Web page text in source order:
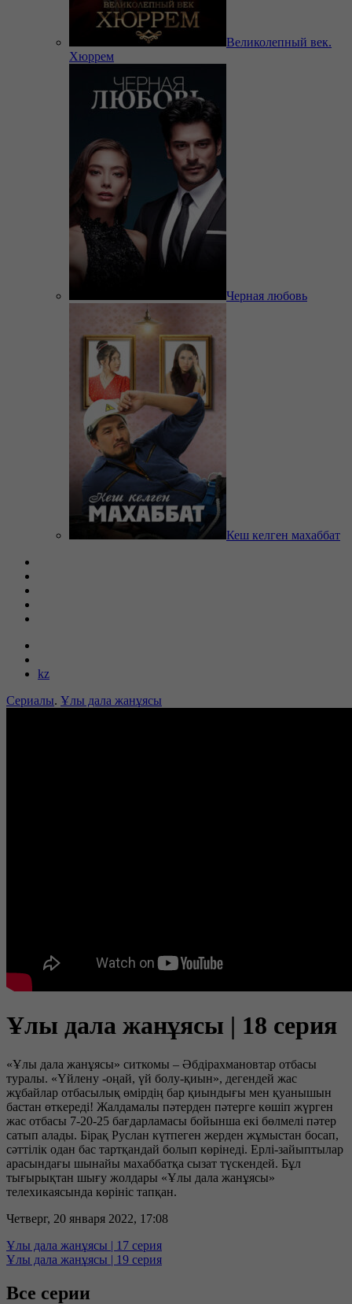
Великолепный век.
Хюррем
Черная любовь
Кеш келген махаббат
kz
Сериалы. Ұлы дала жанұясы
Ұлы дала жанұясы | 18 серия
«Ұлы дала жанұясы» ситкомы – Әбдірахмановтар отбасы
туралы. «Үйлену -оңай, үй болу-қиын», дегендей жас
жұбайлар отбасылық өмірдің бар қиындығы мен қуанышын
бастан өткереді! Жалдамалы пәтерден пәтерге көшіп жүрген
жас отбасы 7-20-25 бағдарламасы бойынша екі бөлмелі пәтер
сатып алады. Бірақ Руслан күтпеген жерден жұмыстан босап,
сәттілік одан бас тартқандай болып көрінеді. Ерлі-зайыптылар
арасындағы шынайы махаббатқа сызат түскендей. Бұл
тығырықтан шығу жолдары «Ұлы дала жанұясы»
телехикаясында көрініс тапқан.
Четверг, 20 января 2022, 17:08
Ұлы дала жанұясы | 17 серия
Ұлы дала жанұясы | 19 серия
Все серии